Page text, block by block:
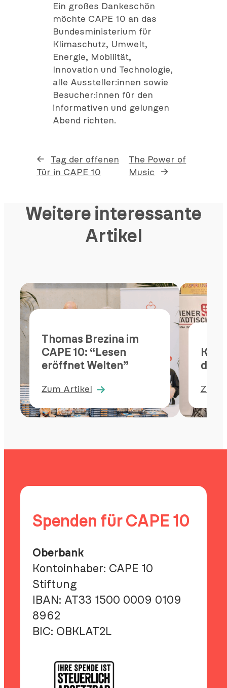
Ein großes Dankeschön
möchte CAPE 10 an das
Bundesministerium für
Klimaschutz, Umwelt,
Energie, Mobilität,
Innovation und Technologie,
alle Aussteller:innen sowie
Besucher:innen für den
informativen und gelungen
Abend richten.
←
Tag der offenen
Tür in CAPE 10
The Power of
Music
→
Weitere interessante
Artikel
Thomas Brezina im
CAPE 10: “Lesen
eröffnet Welten”
Zum Artikel
:
Thomas
Brezina
eröffnet
das
Zum
:
&
Spenden für CAPE 10
Oberbank
Kontoinhaber: CAPE 10
Stiftung
IBAN: AT33 1500 0009 0109
8962
BIC: OBKLAT2L